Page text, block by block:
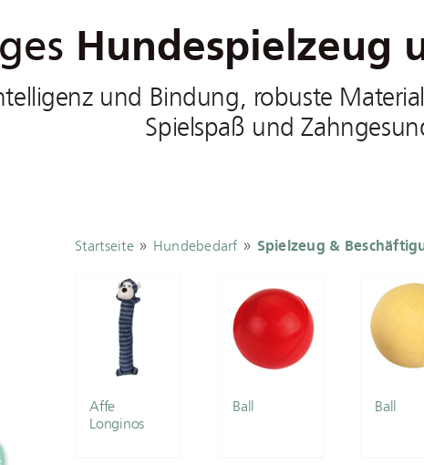
Hundespielzeug
und Bindung, robuste
Spielspaß und
Startseite» Hundebedarf » Spielzeug &
Affe
Longinos
Ball Ball